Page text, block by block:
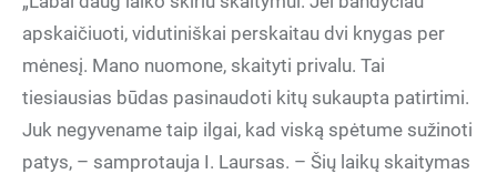
apskaičiuoti, vidutiniškai perskaitau dvi knygas per
mėnesį. Mano nuomone, skaityti privalu. Tai
tiesiausias būdas pasinaudoti kitų sukaupta patirtimi.
Juk negyvename taip ilgai, kad viską spėtume sužinoti
patys, – samprotauja I. Laursas. – Šių laikų skaitymas